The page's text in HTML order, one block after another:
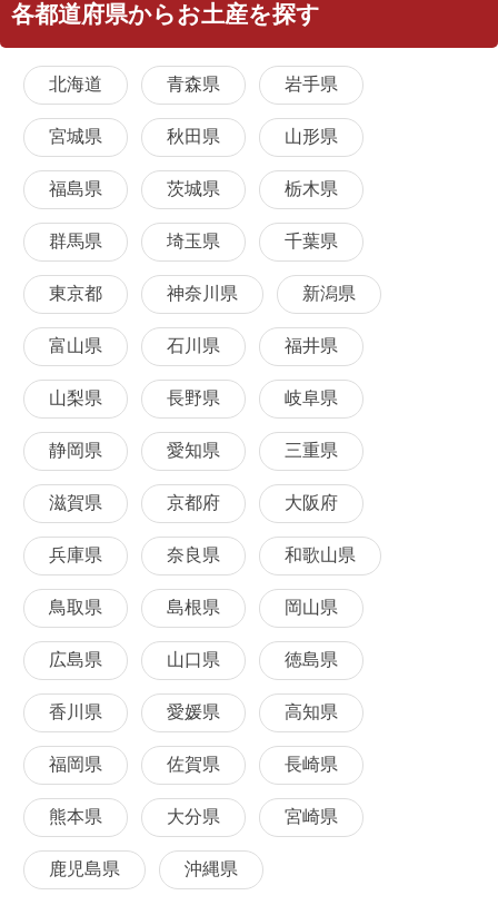
各都道府県からお土産を探す
北海道 青森県 岩手県
宮城県 秋田県 山形県
福島県 茨城県 栃木県
群馬県 埼玉県 千葉県
東京都 神奈川県 新潟県
富山県 石川県 福井県
山梨県 長野県 岐阜県
静岡県 愛知県 三重県
滋賀県 京都府 大阪府
兵庫県 奈良県 和歌山県
鳥取県 島根県 岡山県
広島県 山口県 徳島県
香川県 愛媛県 高知県
福岡県 佐賀県 長崎県
熊本県 大分県 宮崎県
鹿児島県 沖縄県